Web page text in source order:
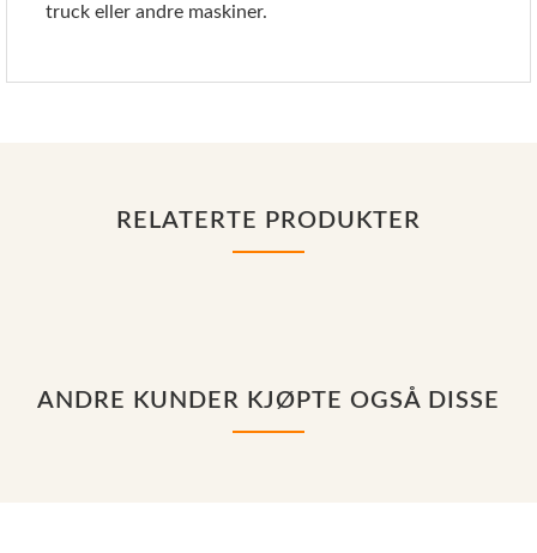
truck eller andre maskiner.
RELATERTE PRODUKTER
ANDRE KUNDER KJØPTE OGSÅ DISSE